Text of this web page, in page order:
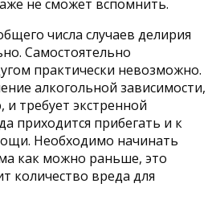
не сможет вспомнить.
числа случаев делирия
Самостоятельно
практически невозможно.
алкогольной зависимости,
требует экстренной
приходится прибегать и к
Необходимо начинать
как можно раньше, это
количество вреда для